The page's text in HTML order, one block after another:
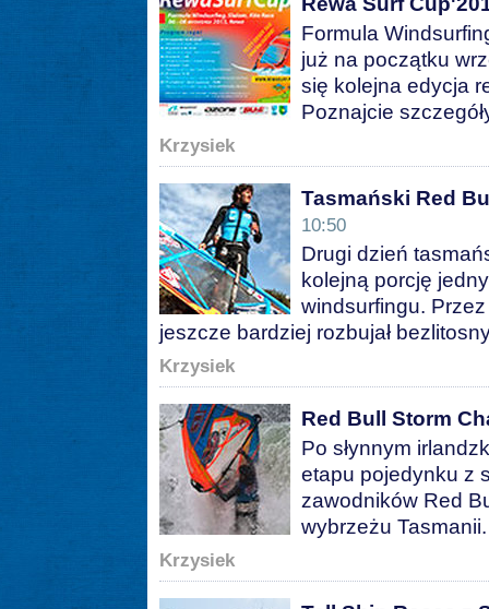
Formula
już na początku
się kolejna edycja
Poznajcie
Krzysiek
Tasmański Red
10:50
Drugi dzień
kolejną porcję
windsurfingu.
jeszcze bardziej rozbujał
Krzysiek
Red Bull Storm
Po słynnym
etapu pojedynku z
zawodników Red
wybrzeżu
Krzysiek